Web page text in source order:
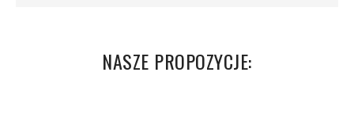
NASZE PROPOZYCJE: